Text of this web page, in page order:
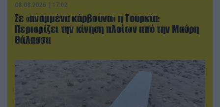
08.08.2026 | 17:02
Σε «αναμμένα κάρβουνα» η Τουρκία:
Περιορίζει την κίνηση πλοίων από την Μαύρη
Θάλασσα